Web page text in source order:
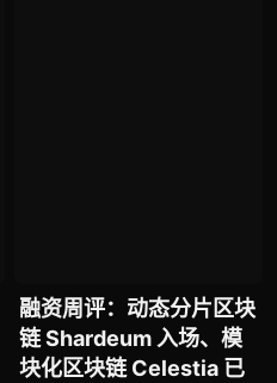
融资周评：动态分片区块
链 Shardeum 入场、模
块化区块链 Celestia 已